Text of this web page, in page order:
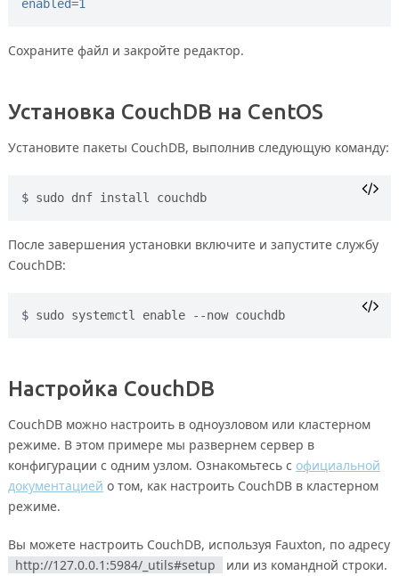
enabled=1
Сохраните файл и закройте редактор.
Установка CouchDB на CentOS
Установите пакеты CouchDB, выполнив следующую команду:
sudo dnf install couchdb
После завершения установки включите и запустите службу
CouchDB:
sudo systemctl enable --now couchdb
Настройка CouchDB
CouchDB можно настроить в одноузловом или кластерном
режиме. В этом примере мы развернем сервер в
конфигурации с одним узлом. Ознакомьтесь с официальной
документацией о том, как настроить CouchDB в кластерном
режиме.
Вы можете настроить CouchDB, используя Fauxton, по адресу
http://127.0.0.1:5984/_utils#setup
или из командной строки.